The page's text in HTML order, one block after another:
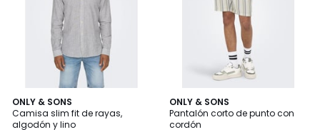
ONLY & SONS
Camisa slim fit de rayas,
algodón y lino
5
/
5
ONLY & SONS
Pantalón corto de punto con
cordón